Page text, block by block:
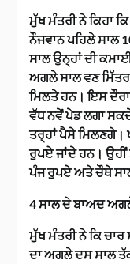
ਮੁੱਖ ਮੰਤਰੀ ਨੇ ਕਿਹਾ
ਨੌਜਵਾਨ ਪਹਿਲੇ ਸਾਲ
ਸਾਲ ਉਨ੍ਹਾਂ ਦੀ
ਅਗਲੇ ਸਾਲ ਵਣ
ਮਿਲਤੇ ਹਨ। ਇਸ
ਵੱਧ ਨਵੇਂ ਪੇਡ ਲਗਾ
ਤਰ੍ਹਾਂ ਪੈਸੇ ਮਿਲਣਗੇ।
ਰੁਪਏ ਜਾਂਦੇ ਹਨ।
ਪੰਜ ਰੁਪਏ ਅਤੇ ਚੌਥੇ
4 ਸਾਲ ਦੇ ਬਾਅਦ
ਮੁੱਖ ਮੰਤਰੀ ਨੇ ਕਿ
ਦਾ ਅਗਲੇ ਦਸ ਸਾਲ